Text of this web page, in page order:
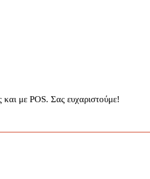
με POS. Σας ευχαριστούμε!